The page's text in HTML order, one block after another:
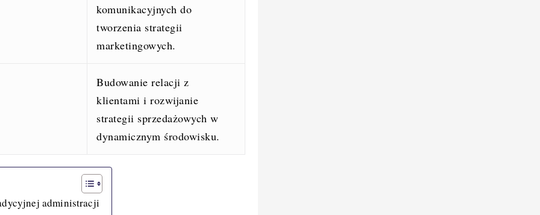
komunikacyjnych do
tworzenia strategii
marketingowych.
Budowanie relacji z
klientami i rozwijanie
strategii sprzedażowych w
dynamicznym środowisku.
administracji